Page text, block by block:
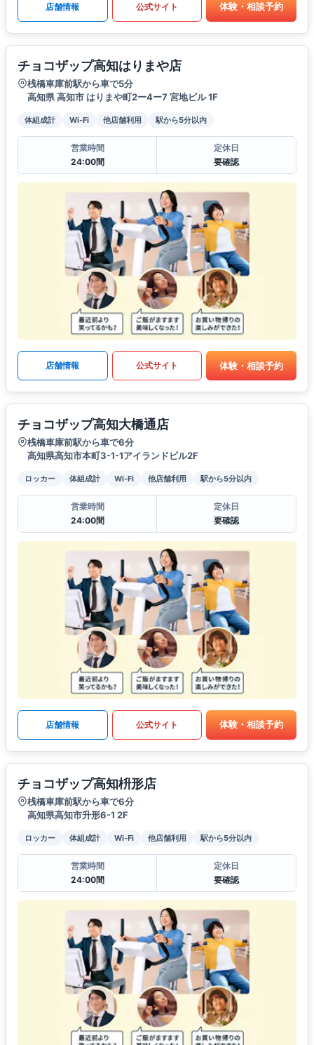
店舗情報 公式サイト 体験・相談予約
チョコザップ高知はりまや店
桟橋車庫前駅から車で5分
高知県 高知市 はりまや町2ー4ー7 宮地ビル 1F
体組成計 Wi-Fi 他店舗利用 駅から5分以内
営業時間
24:00間
定休日
要確認
店舗情報 公式サイト 体験・相談予約
チョコザップ高知大橋通店
桟橋車庫前駅から車で6分
高知県高知市本町3-1-1アイランドビル2F
ロッカー 体組成計 Wi-Fi 他店舗利用 駅から5分以内
営業時間
24:00間
定休日
要確認
店舗情報 公式サイト 体験・相談予約
チョコザップ高知枡形店
桟橋車庫前駅から車で6分
高知県高知市升形6-1 2F
ロッカー 体組成計 Wi-Fi 他店舗利用 駅から5分以内
営業時間
24:00間
定休日
要確認